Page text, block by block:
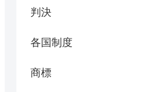
判決
各国制度
商標